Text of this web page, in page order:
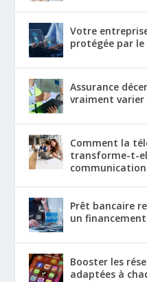
Votre
protégée par le
Assurance
vraiment
Comment la
transforme-t-
Prêt bancaire
un
Booster les
adaptées à